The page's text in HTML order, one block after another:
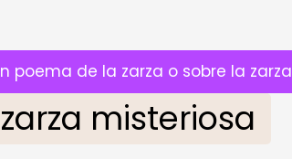
poema de la zarza o sobre la zarza
misteriosa